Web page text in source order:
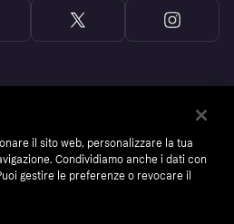
il sito web, personalizzare la tua
Condividiamo anche i dati con
gestire le preferenze o revocare il